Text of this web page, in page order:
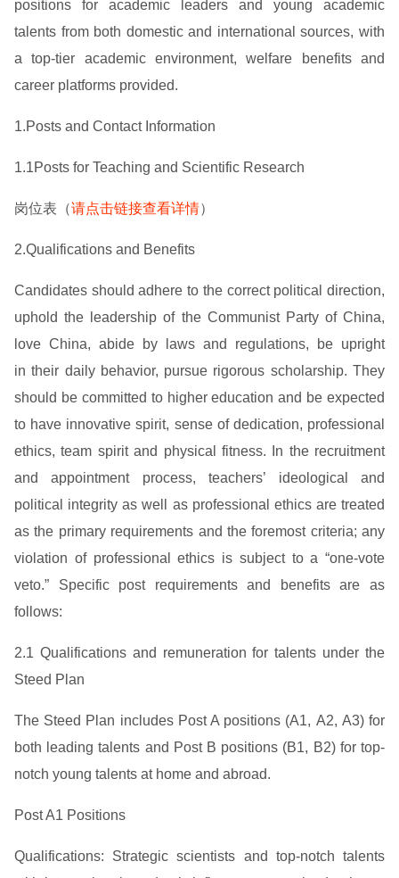
positions for academic leaders and young academic
talents from both domestic and international sources, with
a top-tier academic environment, welfare benefits and
career platforms provided.
1.Posts and Contact Information
1.1Posts for Teaching and Scientific Research
岗位表（请点击链接查看详情）
2.Qualifications and Benefits
Candidates should adhere to the correct political direction,
uphold the leadership of the Communist Party of China,
love China, abide by laws and regulations, be upright
in their daily behavior, pursue rigorous scholarship. They
should be committed to higher education and be expected
to have innovative spirit, sense of dedication, professional
ethics, team spirit and physical fitness. In the recruitment
and appointment process, teachers’ ideological and
political integrity as well as professional ethics are treated
as the primary requirements and the foremost criteria; any
violation of professional ethics is subject to a “one-vote
veto.” Specific post requirements and benefits are as
follows:
2.1 Qualifications and remuneration for talents under the
Steed Plan
The Steed Plan includes Post A positions (A1, A2, A3) for
both leading talents and Post B positions (B1, B2) for top-
notch young talents at home and abroad.
Post A1 Positions
Qualifications: Strategic scientists and top-notch talents